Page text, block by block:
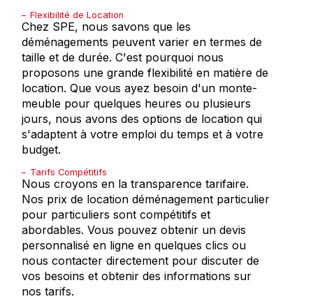
Flexibilité de Location
Chez SPE, nous savons que les
déménagements peuvent varier en termes de
taille et de durée. C'est pourquoi nous
proposons une grande flexibilité en matière de
location. Que vous ayez besoin d'un monte-
meuble pour quelques heures ou plusieurs
jours, nous avons des options de location qui
s'adaptent à votre emploi du temps et à votre
budget.
Tarifs Compétitifs
Nous croyons en la transparence tarifaire.
Nos prix de location déménagement particulier
pour particuliers sont compétitifs et
abordables. Vous pouvez obtenir un devis
personnalisé en ligne en quelques clics ou
nous contacter directement pour discuter de
vos besoins et obtenir des informations sur
nos tarifs.